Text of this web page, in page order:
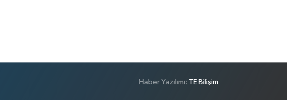
Haber Yazılımı: TE Bilişim